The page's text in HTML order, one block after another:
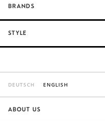
BRANDS
STYLE
DEUTSCH ENGLISH
ABOUT US